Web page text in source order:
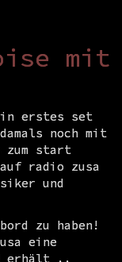
mit
erstes set
noch mit
zum start
auf radio zusa
und
zu haben!
eine
erhält ..